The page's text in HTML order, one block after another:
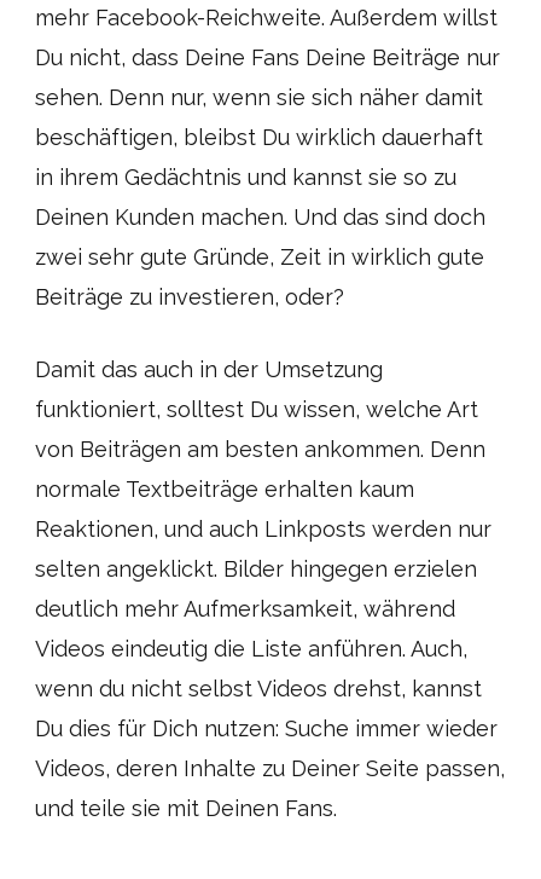
mehr Facebook-Reichweite. Außerdem willst
Du nicht, dass Deine Fans Deine Beiträge nur
sehen. Denn nur, wenn sie sich näher damit
beschäftigen, bleibst Du wirklich dauerhaft
in ihrem Gedächtnis und kannst sie so zu
Deinen Kunden machen. Und das sind doch
zwei sehr gute Gründe, Zeit in wirklich gute
Beiträge zu investieren, oder?
Damit das auch in der Umsetzung
funktioniert, solltest Du wissen, welche Art
von Beiträgen am besten ankommen. Denn
normale Textbeiträge erhalten kaum
Reaktionen, und auch Linkposts werden nur
selten angeklickt. Bilder hingegen erzielen
deutlich mehr Aufmerksamkeit, während
Videos eindeutig die Liste anführen. Auch,
wenn du nicht selbst Videos drehst, kannst
Du dies für Dich nutzen: Suche immer wieder
Videos, deren Inhalte zu Deiner Seite passen,
und teile sie mit Deinen Fans.